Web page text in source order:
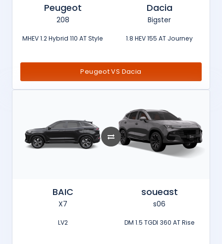
Peugeot
208
MHEV 1.2 Hybrid 110 AT Style
Dacia
Bigster
1.8 HEV 155 AT Journey
Peugeot VS Dacia
BAIC
X7
LV2
soueast
s06
DM 1.5 TGDI 360 AT Rise